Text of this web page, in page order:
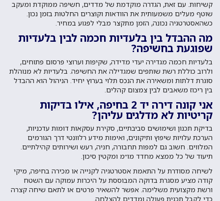
קשיחות. עם זאת, הגדרה מוקדמת של מדדים, חשיפה ממוקדת ומעקב
שוטף מעלים משמעותית את הוודאות וקוצרים החלטות בזמן נכון.
כשהאסטרטגיה נכונה, הזמן מתקצר מבלי לפגוע במחיר.
מה ההבדל בין בלעדיות חכמה לבין בלעדיות
שפוגעת בחשיפה?
בלעדיות חכמה מגדירה יעדי מדידה, שקיפות וערוצי פרסום פתוחים,
ולרוב כוללת רשת שותפים שמגדילה את החשיפה. בלעדיות לא מנוהלת
סוגרת דלתות ומשאירה את הנכס תלוי בערוץ יחיד. הניהול הוא ההבדל
בין ריכוז משאבים לבין צמצום קהלים.
אני קונה דירה יד 2 בחיפה, אילו בדיקות
קריטיות לא מדלגים עליהן?
בדיקת תכנון ושימושים סביבתיים, סקירת עסקאות דומות עדכניות,
הערכת עלויות שיפוץ ותיקונים, ואימות מידע רלוונטי דרך הגורמים
המלווים. חשוב גם למפות תחבורה, חניה, רעש ושירותים קהילתיים.
תיעוד של כל ממצא מחדד מו״מ ומקטין סיכון.
לשיחה מסודרת על התאמת אסטרטגיה לקנייה או מכירה בחיפה, מיקי
קודה מציע מסגרת בדוקה המבוססת על היכרות עמוקה עם השטח
ורשת מקצועית משלימה. אפשר להשאיר פרטים או לתאם שיחה קצרה
כדי לקבל תכנית פעולה ומדדים להצלחה.